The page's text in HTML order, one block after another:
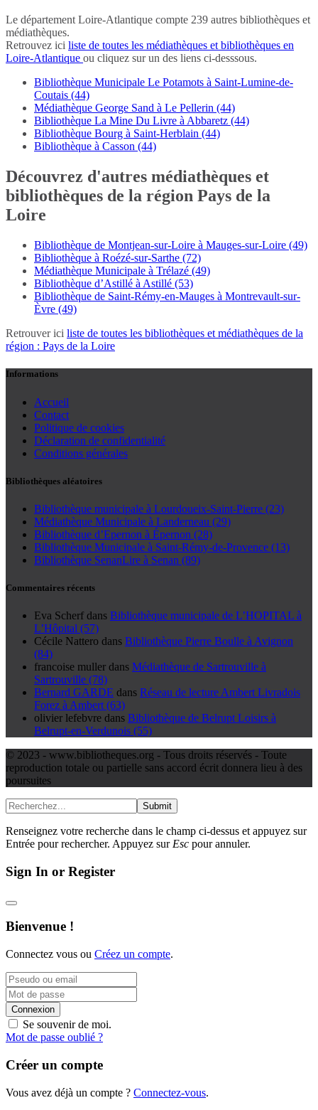
Le département Loire-Atlantique compte 239 autres bibliothèques et
médiathèques.
Retrouvez ici liste de toutes les médiathèques et bibliothèques en
Loire-Atlantique ou cliquez sur un des liens ci-desssous.
Bibliothèque Municipale Le Potamots à Saint-Lumine-de-
Coutais (44)
Médiathèque George Sand à Le Pellerin (44)
Bibliothèque La Mine Du Livre à Abbaretz (44)
Bibliothèque Bourg à Saint-Herblain (44)
Bibliothèque à Casson (44)
Découvrez d'autres médiathèques et
bibliothèques de la région Pays de la
Loire
Bibliothèque de Montjean-sur-Loire à Mauges-sur-Loire (49)
Bibliothèque à Roézé-sur-Sarthe (72)
Médiathèque Municipale à Trélazé (49)
Bibliothèque d’Astillé à Astillé (53)
Bibliothèque de Saint-Rémy-en-Mauges à Montrevault-sur-
Èvre (49)
Retrouver ici liste de toutes les bibliothèques et médiathèques de la
région : Pays de la Loire
Informations
Accueil
Contact
Politique de cookies
Déclaration de confidentialité
Conditions générales
Bibliothèques aléatoires
Bibliothèque municipale à Lourdoueix-Saint-Pierre (23)
Médiathèque Municipale à Landerneau (29)
Bibliothèque d’Epernon à Épernon (28)
Bibliothèque Municipale à Saint-Rémy-de-Provence (13)
Bibliothèque SenanLire à Senan (89)
Commentaires récents
Eva Scherf dans Bibliothèque municipale de L’HOPITAL à
L’Hôpital (57)
Cécile Nattero dans Bibliothèque Pierre Boulle à Avignon
(84)
francoise muller dans Médiathèque de Sartrouville à
Sartrouville (78)
Bernard GARDE dans Réseau de lecture Ambert Livradois
Forez à Ambert (63)
olivier lefebvre dans Bibliothèque de Belrupt Loisirs à
Belrupt-en-Verdunois (55)
© 2023 - www.bibliotheques.org - Tous droits réservés - Toute
reproduction totale ou partielle sans accord écrit donnera lieu à des
poursuites
Submit
Renseignez votre recherche dans le champ ci-dessus et appuyez sur
Entrée pour rechercher. Appuyez sur Esc pour annuler.
Sign In or Register
Bienvenue !
Connectez vous ou Créez un compte.
Connexion
Se souvenir de moi.
Mot de passe oublié ?
Créer un compte
Vous avez déjà un compte ? Connectez-vous.